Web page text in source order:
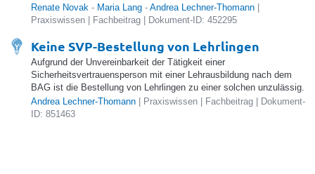
Renate Novak - Maria Lang -Andrea Lechner-Thomann
Praxiswissen | Fachbeitrag | Dokument-ID: 452295
Keine SVP-Bestellung von Lehrlingen
Aufgrund der Unvereinbarkeit der Tätigkeit einer
Sicherheitsvertrauensperson mit einer Lehrausbildung nach dem
BAG ist die Bestellung von Lehrlingen zu einer solchen unzulässig.
Andrea Lechner-Thomann | Praxiswissen | Fachbeitrag | Dokument-
ID: 851463